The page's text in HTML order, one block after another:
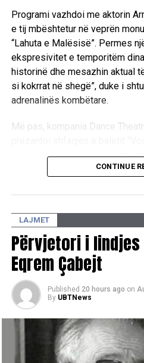
Programi vazhdoi me aktorin
e tij mbështetur në veprën
“Lahuta e Malësisë”. Permes
ekspresivitet e temporitëm
historinë dhe mesazhin aktual
si kokrrat në shegë”, duke i
adrenalinës kombëtare.
Më pas, kompania Dance
precizuara të balerinave
përcollën përmes gjuhës së
përmbyll te “Qilimi fluturues i
grupit “NA” dhe DJ Cabo, duke
tradicionale me atë moderne. /
CONTINUE
LAJMET
Përvjetori i
Eqrem Çabejt
Published 20 hours ago on
By UBTNews